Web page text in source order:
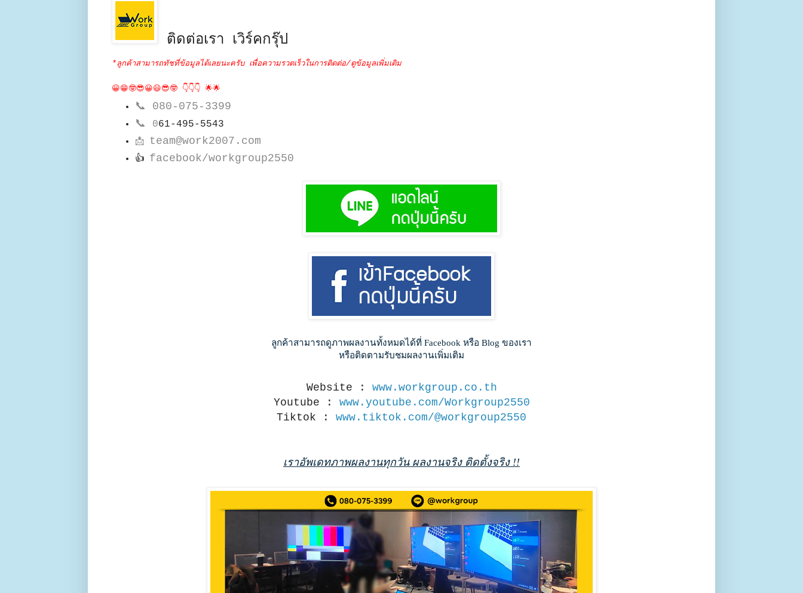
ติดต่อเรา เวิร์คกรุ๊ป
*ลูกค้าสามารถทัชที่ข้อมูลได้เลยนะครับ เพื่อความรวดเร็วในการติดต่อ/ดูข้อมูลเพิ่มเติม
😀😁🤓😎😀😃😎🤓 👇👇👇 🌟🌟
📞 080-075-3399
📞
061-495-5543
📩 team@work2007.com
👍 facebook/workgroup2550
ลูกค้าสามารถดูภาพผลงานทั้งหมดได้ที่ Facebook หรือ Blog ของเรา
หรือติดตามรับชมผลงานเพิ่มเติม
Website : www.workgroup.co.th
Youtube : www.youtube.com/Workgroup2550
Tiktok : www.tiktok.com/@workgroup2550
เราอัพเดทภาพผลงานทุกวัน ผลงานจริง ติดตั้งจริง !!